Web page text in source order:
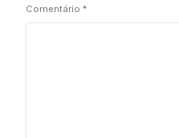
Comentário*